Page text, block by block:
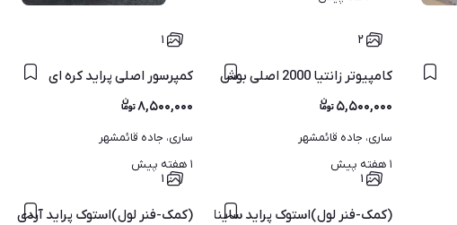
۲
کامپیوتر زانتیا 2000 اصلی بوش
۵,۵۰۰,۰۰۰
ساری، جاده قائمشهر
۱ هفته پیش
۱
کمپرسور اصلی پراید کره ای
۸,۵۰۰,۰۰۰
ساری، جاده قائمشهر
۱ هفته پیش
۱
(کمک-فنر لول)استوک پراید ساینا پژو 405 پارس سمند 206 مزدا t8
۱
(کمک-فنر لول)استوک پراید آردی پژو 405 پارس سمند 206 لنت